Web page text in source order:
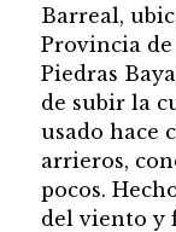
Barreal,
Provincia de
Piedras
de subir la
usado hace
arrieros,
pocos.
del viento y